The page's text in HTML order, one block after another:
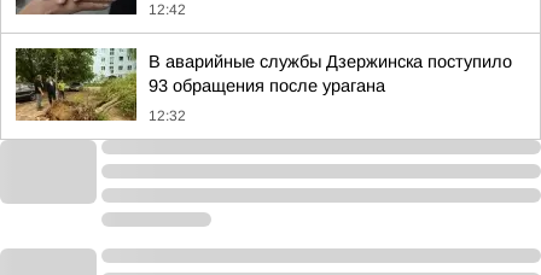
12:42
В аварийные службы Дзержинска поступило
93 обращения после урагана
12:32